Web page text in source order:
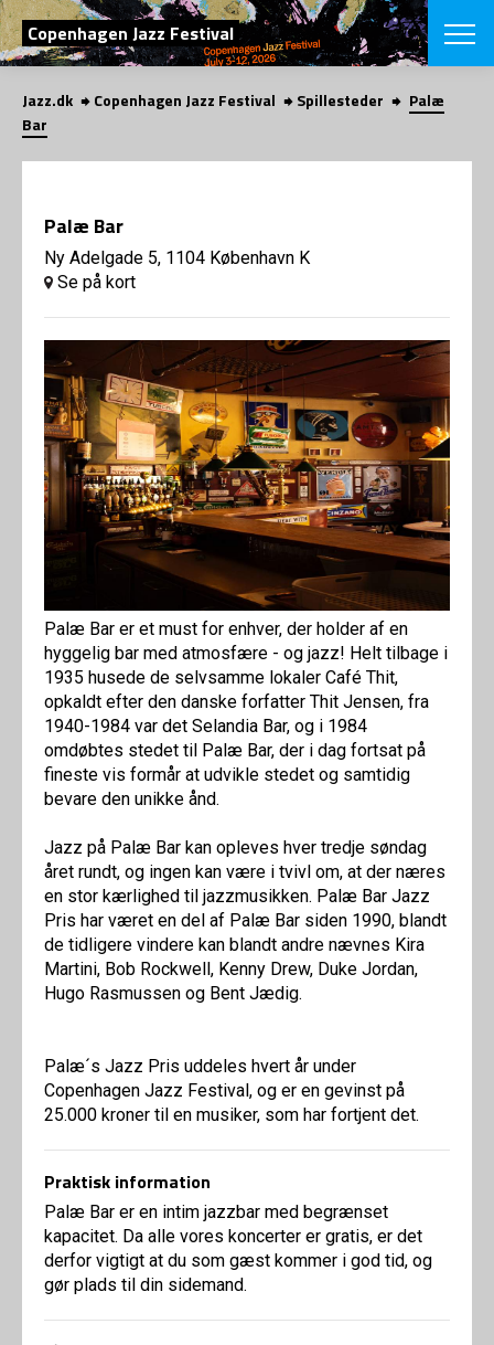
SØG
Copenhagen Jazz Festival
English
Om
Om
Kontakt
Om fonden
Om
SHOP
Jazz.dk Copenhagen Jazz Festival Spillesteder
Palæ
Bar
Palæ Bar
Ny Adelgade 5, 1104 København K
Se på kort
Palæ Bar er et must for enhver, der holder af en
hyggelig bar med atmosfære - og jazz! Helt tilbage i
1935 husede de selvsamme lokaler Café Thit,
opkaldt efter den danske forfatter Thit Jensen, fra
1940-1984 var det Selandia Bar, og i 1984
omdøbtes stedet til Palæ Bar, der i dag fortsat på
fineste vis formår at udvikle stedet og samtidig
bevare den unikke ånd.
Jazz på Palæ Bar kan opleves hver tredje søndag
året rundt, og ingen kan være i tvivl om, at der næres
en stor kærlighed til jazzmusikken. Palæ Bar Jazz
Pris har været en del af Palæ Bar siden 1990, blandt
de tidligere vindere kan blandt andre nævnes Kira
Martini, Bob Rockwell, Kenny Drew, Duke Jordan,
Hugo Rasmussen og Bent Jædig.
Palæ´s Jazz Pris uddeles hvert år under
Copenhagen Jazz Festival, og er en gevinst på
25.000 kroner til en musiker, som har fortjent det.
Praktisk information
Palæ Bar er en intim jazzbar med begrænset
kapacitet. Da alle vores koncerter er gratis, er det
derfor vigtigt at du som gæst kommer i god tid, og
gør plads til din sidemand.